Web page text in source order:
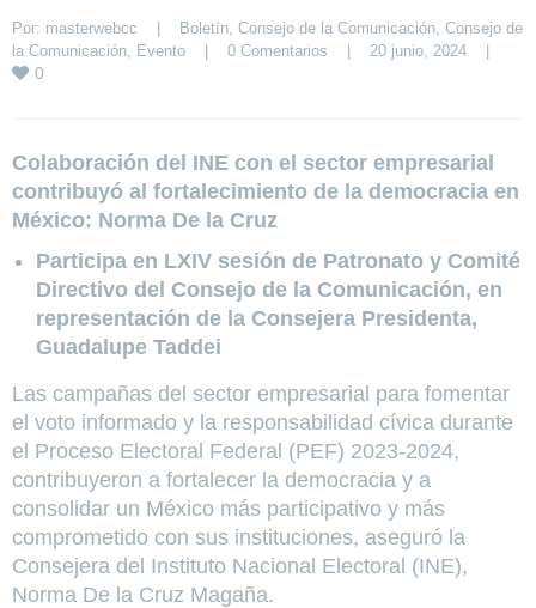
Por: masterwebcc | Boletín Consejo de la Comunicación Consejo de
la Comunicación Evento | 0 Comentarios | 20 junio, 2024 |
0
Colaboración del INE con el sector empresarial
contribuyó al fortalecimiento de la democracia en
México: Norma De la Cruz
Participa en LXIV sesión de Patronato y Comité
Directivo del Consejo de la Comunicación, en
representación de la Consejera Presidenta,
Guadalupe Taddei
Las campañas del sector empresarial para fomentar
el voto informado y la responsabilidad cívica durante
el Proceso Electoral Federal (PEF) 2023-2024,
contribuyeron a fortalecer la democracia y a
consolidar un México más participativo y más
comprometido con sus instituciones, aseguró la
Consejera del Instituto Nacional Electoral (INE),
Norma De la Cruz Magaña.